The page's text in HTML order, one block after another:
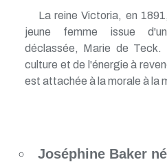
La reine Victoria, en
jeune femme issue
déclassée, Marie de
culture et de l'énergie à
est attachée à la morale à la
Joséphine Baker